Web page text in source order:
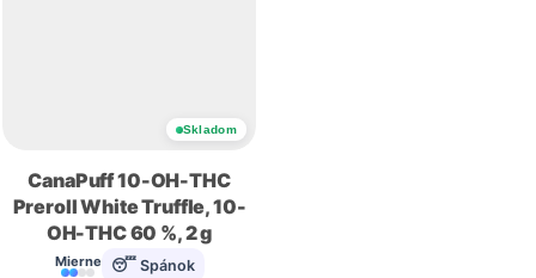
Skladom
CanaPuff 10-OH-THC
Preroll White Truffle, 10-
OH-THC 60 %, 2 g
Mierne 😴 Spánok